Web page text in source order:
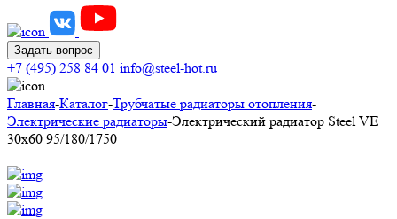
Задать вопрос
+7 (495) 258 84 01 info@steel-hot.ru
Главная-Каталог-Трубчатые радиаторы отопления-
Электрические радиаторы-Электрический радиатор Steel VE
30х60 95/180/1750